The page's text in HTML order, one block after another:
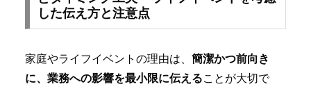
した伝え方と注意点
家庭やライフイベントの理由は、 簡潔かつ前向き
に、業務への影響を最小限に伝えることが大切で